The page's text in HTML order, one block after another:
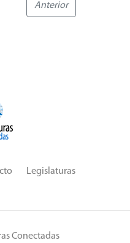
Anterior
Legislaturas
Conectadas